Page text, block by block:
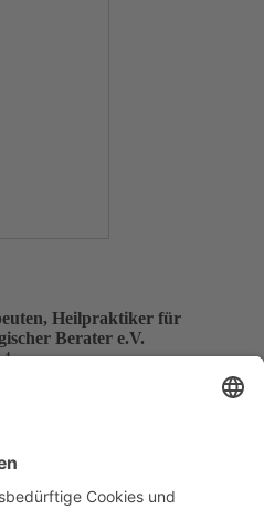
Heilpraktiker für
Berater e.V.
geschützt! Zur Anzeige